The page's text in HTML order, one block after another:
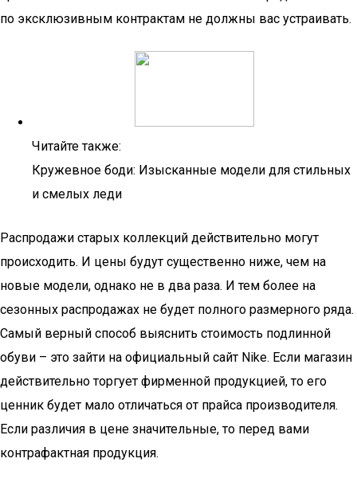
по эксклюзивным контрактам не должны вас устраивать.
Читайте также:
Кружевное боди: Изысканные модели для стильных
и смелых леди
Распродажи старых коллекций действительно могут
происходить. И цены будут существенно ниже, чем на
новые модели, однако не в два раза. И тем более на
сезонных распродажах не будет полного размерного ряда.
Самый верный способ выяснить стоимость подлинной
обуви – это зайти на официальный сайт Nike. Если магазин
действительно торгует фирменной продукцией, то его
ценник будет мало отличаться от прайса производителя.
Если различия в цене значительные, то перед вами
контрафактная продукция.